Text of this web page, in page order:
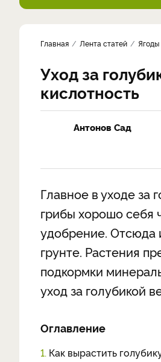
Главная Лента статей Ягоды
Уход за
кислотность
Антонов Сад
Главное в уходе за
грибы хорошо себя
удобрение. Отсюда
грунте. Растения
подкормки
уход за голубикой
Оглавление
1. Как вырастить